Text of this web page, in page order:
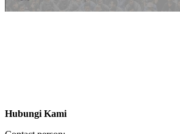
Hubungi Kami